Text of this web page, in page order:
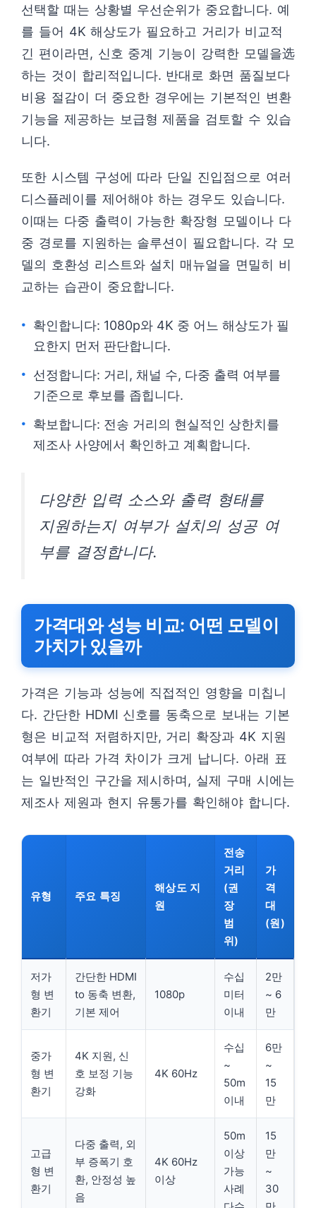
선택할 때는 상황별 우선순위가 중요합니다. 예
를 들어 4K 해상도가 필요하고 거리가 비교적
긴 편이라면, 신호 중계 기능이 강력한 모델을选
하는 것이 합리적입니다. 반대로 화면 품질보다
비용 절감이 더 중요한 경우에는 기본적인 변환
기능을 제공하는 보급형 제품을 검토할 수 있습
니다.
또한 시스템 구성에 따라 단일 진입점으로 여러
디스플레이를 제어해야 하는 경우도 있습니다.
이때는 다중 출력이 가능한 확장형 모델이나 다
중 경로를 지원하는 솔루션이 필요합니다. 각 모
델의 호환성 리스트와 설치 매뉴얼을 면밀히 비
교하는 습관이 중요합니다.
확인합니다: 1080p와 4K 중 어느 해상도가 필
요한지 먼저 판단합니다.
선정합니다: 거리, 채널 수, 다중 출력 여부를
기준으로 후보를 좁힙니다.
확보합니다: 전송 거리의 현실적인 상한치를
제조사 사양에서 확인하고 계획합니다.
다양한 입력 소스와 출력 형태를
지원하는지 여부가 설치의 성공 여
부를 결정합니다.
가격대와 성능 비교: 어떤 모델이
가치가 있을까
가격은 기능과 성능에 직접적인 영향을 미칩니
다. 간단한 HDMI 신호를 동축으로 보내는 기본
형은 비교적 저렴하지만, 거리 확장과 4K 지원
여부에 따라 가격 차이가 크게 납니다. 아래 표
는 일반적인 구간을 제시하며, 실제 구매 시에는
제조사 제원과 현지 유통가를 확인해야 합니다.
유형 주요 특징
해상도 지
원
전송
거리
(권
장
범
위)
가
격
대
(원)
저가
형 변
환기
간단한 HDMI
to 동축 변환,
기본 제어
1080p
수십
미터
이내
2만
~ 6
만
중가
형 변
환기
4K 지원, 신
호 보정 기능
강화
4K 60Hz
수십
~
50m
이내
6만
~
15
만
고급
형 변
환기
다중 출력, 외
부 증폭기 호
환, 안정성 높
음
4K 60Hz
이상
50m
이상
가능
사례
15
만
~
30